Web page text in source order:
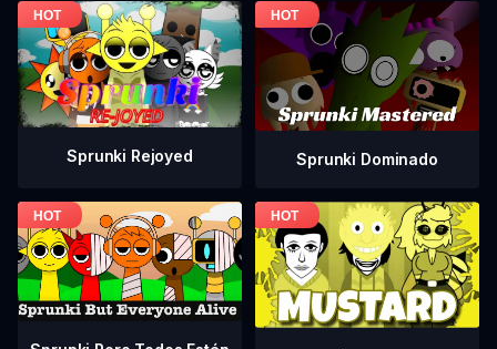
Sprunki Rejoyed Sprunki Dominado